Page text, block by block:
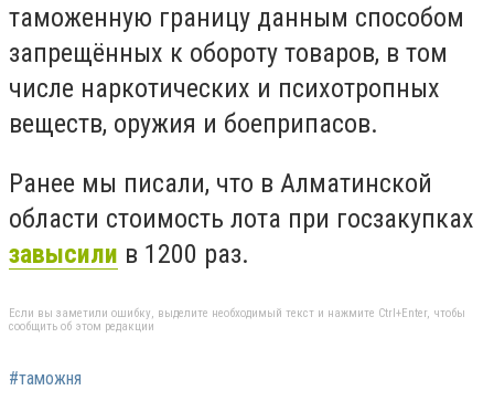
таможенную границу данным способом
запрещённых к обороту товаров, в том
числе наркотических и психотропных
веществ, оружия и боеприпасов.
Ранее мы писали, что в Алматинской
области стоимость лота при госзакупках
завысили в 1200 раз.
Если вы заметили ошибку, выделите необходимый текст и нажмите Ctrl+Enter, чтобы
сообщить об этом редакции
#таможня